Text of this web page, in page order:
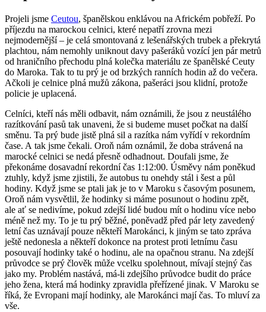
Projeli jsme Ceutou, španělskou enklávou na Africkém pobřeží. Po
příjezdu na marockou celnici, které nepatří zrovna mezi
nejmodernější – je celá smontovaná z lešenářských trubek a překrytá
plachtou, nám nemohly uniknout davy pašeráků vozící jen pár metrů
od hraničního přechodu plná kolečka materiálu ze španělské Ceuty
do Maroka. Tak to tu prý je od brzkých ranních hodin až do večera.
Ačkoli je celnice plná mužů zákona, pašeráci jsou klidní, protože
policie je uplacená.
Celníci, kteří nás měli odbavit, nám oznámili, že jsou z neustálého
razítkování pasů tak unaveni, že si budeme muset počkat na další
směnu. Ta prý bude jistě plná sil a razítka nám vyřídí v rekordním
čase. A tak jsme čekali. Oroň nám oznámil, že doba strávená na
marocké celnici se nedá přesně odhadnout. Doufali jsme, že
překonáme dosavadní rekordní čas 1:12:00. Úsměvy nám poněkud
ztuhly, když jsme zjistili, že autobus tu onehdy stál i šest a půl
hodiny. Když jsme se ptali jak je to v Maroku s časovým posunem,
Oroň nám vysvětlil, že hodinky si máme posunout o hodinu zpět,
ale ať se nedivíme, pokud zdejší lidé budou mít o hodinu více nebo
méně než my. To je tu prý běžné, poněvadž před pár lety zavedený
letní čas uznávají pouze někteří Marokánci, k jiným se tato zpráva
ještě nedonesla a někteří dokonce na protest proti letnímu času
posouvají hodinky také o hodinu, ale na opačnou stranu. Na zdejší
průvodce se prý člověk může vcelku spolehnout, mívají stejný čas
jako my. Problém nastává, má-li zdejšího průvodce budit do práce
jeho žena, která má hodinky zpravidla přeřízené jinak. V Maroku se
říká, že Evropani mají hodinky, ale Marokánci mají čas. To mluví za
vše.